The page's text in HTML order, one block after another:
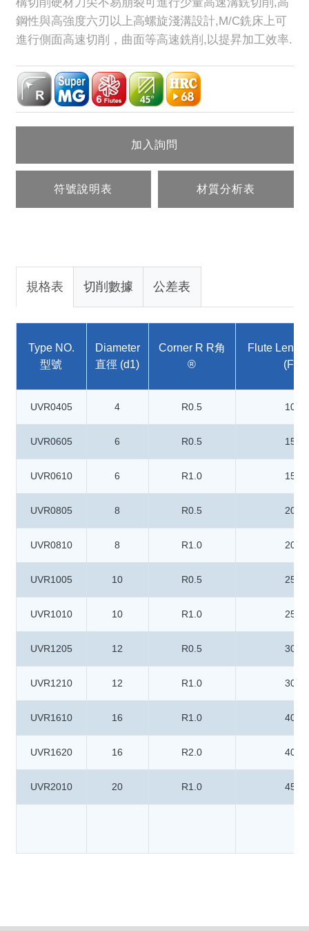
鋼性與高強度六刃以上高螺旋淺溝設計,M/C銑床上可
進行側面高速切削，曲面等高速銑削,以提昇加工效率.
加入詢問
符號說明表 材質分析表
規格表 切削數據 公差表
Type NO.
型號
Diameter
直徑 (d1)
Corner R R角
®
Flute
(F)
UVR0405 4 R0.5 10
UVR0605 6 R0.5 15
UVR0610 6 R1.0 15
UVR0805 8 R0.5 20
UVR0810 8 R1.0 20
UVR1005 10 R0.5 25
UVR1010 10 R1.0 25
UVR1205 12 R0.5 30
UVR1210 12 R1.0 30
UVR1610 16 R1.0 40
UVR1620 16 R2.0 40
UVR2010 20 R1.0 45